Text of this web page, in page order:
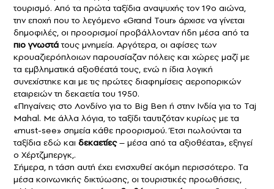
τουρισμό. Από τα πρώτα ταξίδια αναψυχής τον 19ο αιώνα,
την εποχή που το λεγόμενο «Grand Tour» άρχισε να γίνεται
δημοφιλές, οι προορισμοί προβάλλονταν ήδη μέσα από τα
πιο γνωστάτους μνημεία. Αργότερα, οι αφίσες των
κρουαζιερόπλοιων παρουσίαζαν πόλεις και χώρες μαζί με
τα εμβληματικά αξιοθέατά τους, ενώ η ίδια λογική
συνεχίστηκε και με τις πρώτες διαφημίσεις αεροπορικών
εταιρειών τη δεκαετία του 1950.
«Πηγαίνεις στο Λονδίνο για το Big Ben ή στην Ινδία για το Taj
Mahal. Με άλλα λόγια, το ταξίδι ταυτιζόταν κυρίως με τα
«must-see» σημεία κάθε προορισμού. Έτσι πωλούνται τα
ταξίδια εδώ και δεκαετίες– μέσα από τα αξιοθέατα», εξηγεί
ο Χέρτζμπεργκ,.
Σήμερα, η τάση αυτή έχει ενισχυθεί ακόμη περισσότερο. Τα
μέσα κοινωνικής δικτύωσης, οι τουριστικές προωθήσεις,